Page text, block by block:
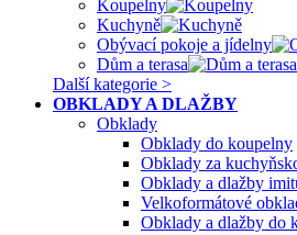
Koupelny
Kuchyně
Obývací pokoje a jídelny
Dům a terasa
Další kategorie >
OBKLADY A DLAŽBY
Obklady
Obklady do koupelny
Obklady za
Obklady a dlažby
Velkoformátové
Obklady a dlažby do